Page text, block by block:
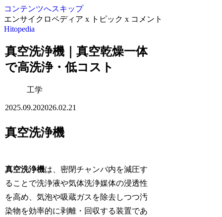
コンテンツへスキップ
エンサイクロペディア x トピック x コメント
Hitopedia
真空洗浄機｜真空乾燥一体
で高洗浄・低コスト
工学
2025.09.202026.02.21
真空洗浄機
真空洗浄機は、密閉チャンバ内を減圧す
ることで洗浄液や気体洗浄媒体の浸透性
を高め、気泡や吸蔵ガスを除去しつつ汚
染物を効率的に剥離・回収する装置であ